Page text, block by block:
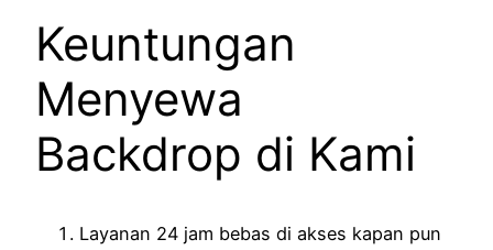
Keuntungan
Menyewa
Backdrop di Kami
Layanan 24 jam bebas di akses kapan pun